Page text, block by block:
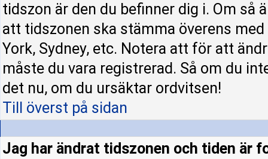
tidszon är den du befinner dig i. Om så
att tidszonen ska stämma överens
York, Sydney, etc. Notera att för att
måste du vara registrerad. Så om du
det nu, om du ursäktar ordvitsen!
Till överst på sidan
Jag har ändrat tidszonen och tiden är